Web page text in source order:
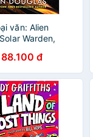
văn: Alien
Warden,
đ